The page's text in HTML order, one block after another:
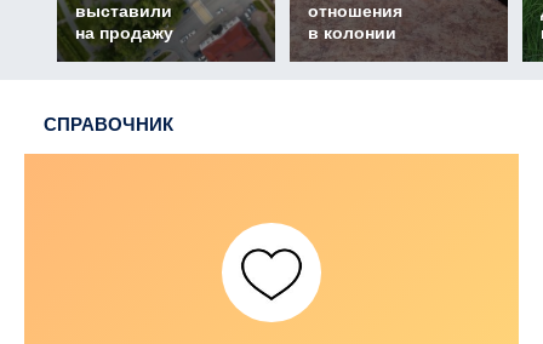
выставили
на продажу
отношения
в колонии
СПРАВОЧНИК